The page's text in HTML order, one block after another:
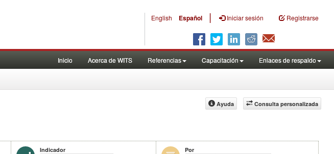
English Español | Iniciar sesión Registrarse
Inicio Acerca de WITS Referencias Capacitación Enlaces de respaldo
Consulta personalizada
Ayuda
Indicador
Por